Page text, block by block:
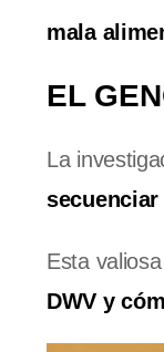
mala
EL
La
Esta
DWV y